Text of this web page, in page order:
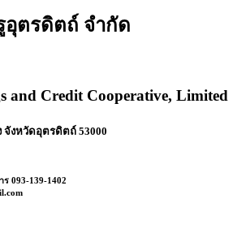
ตรดิตถ์ จำกัด
and Credit Cooperative, Limited
จังหวัดอุตรดิตถ์ 53000
ร 093-139-1402